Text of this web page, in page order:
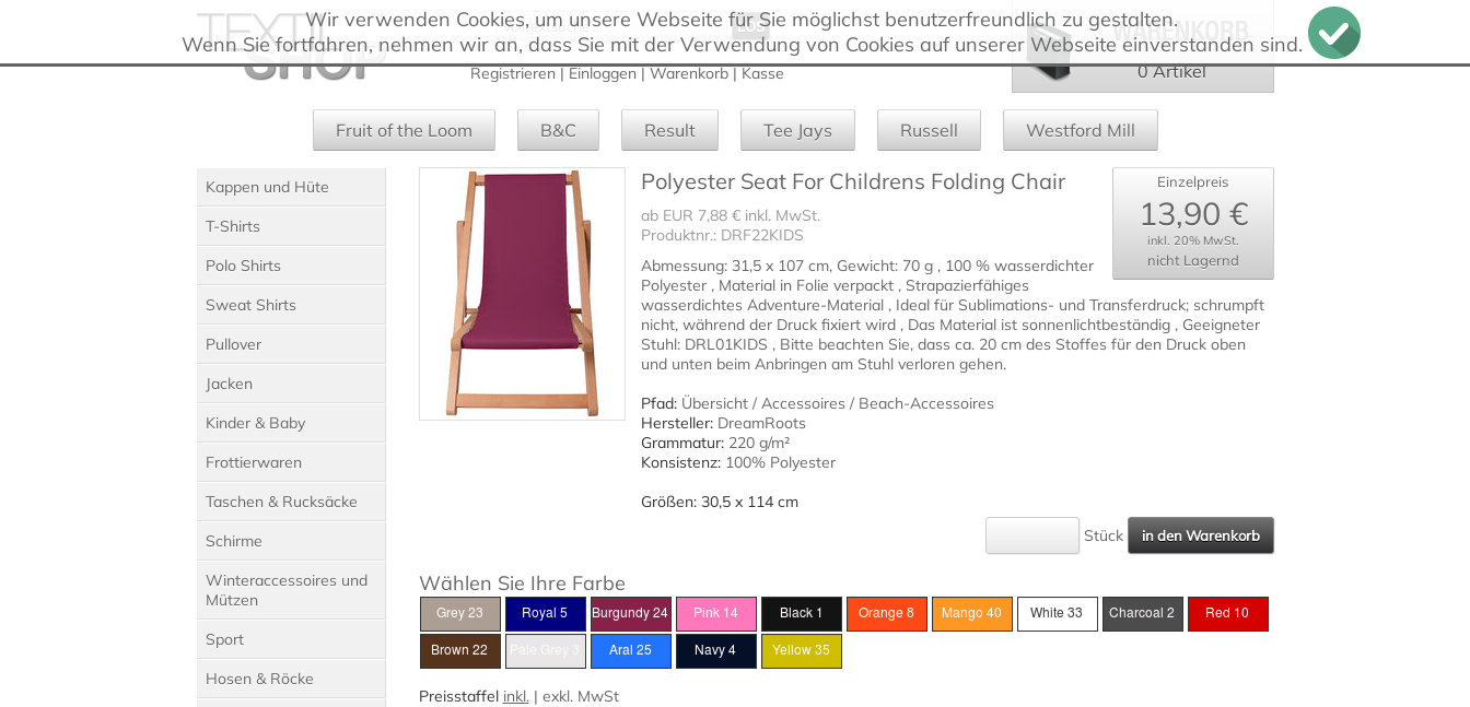
Wir verwenden Cookies, um unsere Webseite für Sie möglichst benutzerfreundlich zu gestalten.
Wenn Sie fortfahren, nehmen wir an, dass Sie mit der Verwendung von Cookies auf unserer Webseite einverstanden sind.
Registrieren|Einloggen|Warenkorb|Kasse 0 Artikel
Fruit of the Loom B&C Result Tee Jays Russell Westford Mill
Kappen und Hüte
T-Shirts
Polo Shirts
Sweat Shirts
Pullover
Jacken
Kinder & Baby
Frottierwaren
Taschen & Rucksäcke
Schirme
Winteraccessoires und
Mützen
Sport
Hosen & Röcke
Einzelpreis
13,90 €
inkl. 20% MwSt.
nicht Lagernd
Polyester Seat For Childrens Folding Chair
ab EUR 7,88 € inkl. MwSt.
Produktnr.: DRF22KIDS
Abmessung: 31,5 x 107 cm, Gewicht: 70 g , 100 % wasserdichter
Polyester , Material in Folie verpackt , Strapazierfähiges
wasserdichtes Adventure-Material , Ideal für Sublimations- und Transferdruck; schrumpft
nicht, während der Druck fixiert wird , Das Material ist sonnenlichtbeständig , Geeigneter
Stuhl: DRL01KIDS , Bitte beachten Sie, dass ca. 20 cm des Stoffes für den Druck oben
und unten beim Anbringen am Stuhl verloren gehen.
Pfad: Übersicht/ Accessoires / Beach-Accessoires
Hersteller:DreamRoots
Grammatur:220 g/m²
Konsistenz:100% Polyester
Größen: 30,5 x 114 cm
Stück
Wählen Sie Ihre Farbe
Preisstaffel inkl.| exkl.MwSt